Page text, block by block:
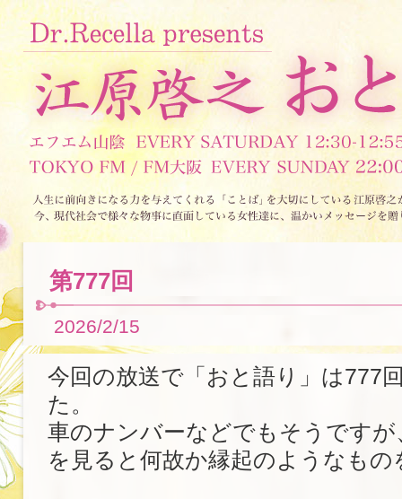
第777回
2026/2/15
今回の放送で「おと語り」は777
た。
車のナンバーなどでもそうですが
を見ると何故か縁起のようなもの